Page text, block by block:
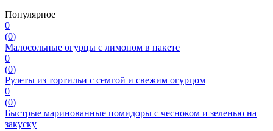
Популярное
0
(0)
Малосольные огурцы с лимоном в пакете
0
(0)
Рулеты из тортильи с семгой и свежим огурцом
0
(0)
Быстрые маринованные помидоры с чесноком и зеленью на
закуску